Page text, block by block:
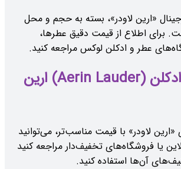
«ارین لاودر»، بسته به حجم و محل
برای اطلاع از قیمت دقیق عطرها،
عطر و ادکلن لوکس مراجعه کنید.
حراج عطر و ادکلن (Aerin Lauder) ارین
لاودر» با قیمت مناسب‌تر، می‌توانید
یا فروشگاه‌های تخفیف‌دار مراجعه کنید
آن‌ها استفاده کنید.